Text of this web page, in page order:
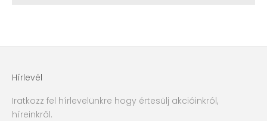
Hírlevél
Iratkozz fel hírlevelünkre hogy értesülj akcióinkról,
híreinkről.